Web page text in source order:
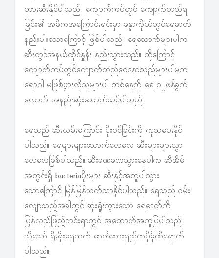
တားဆီးနိုင်ပါသည်။ ကျောက်ကပ်တွင် ကျောက်တည်ရ
ခြင်း၏ အဓိကအကြောင်းရင်းမှာ ခန္ဓာကိုယ်တွင်ရေဓာတ်
နည်းပါးသောကြောင့် ဖြစ်ပါသည်။ ရေသောက်များပါက
ဆီးတွင်အနယ်ထိုင်နှုန်း နည်းသွားသည်။ ထို့ကြောင့်
ကျောက်ကပ်တွင်ကျောက်တည်ဝေဒနာသည်များပါမက
ရောဂါ မဖြစ်ပွားလိုသူများပါ တစ်နေ့ကို ရေ ၁၂ဖန်ခွက်
လောက် အနည်းဆုံးသောက်သင့်ပါသည်။
ရေသည် ဆီးလမ်းကြောင်း ပိုးဝင်ခြင်းကို ကုသပေးနိုင်
ပါသည်။ ရေများများသောက်လေလေ ဆီးများများသွာ
လေလေဖြစ်ပါသည်။ ဆီးခဏခဏသွားနေပါက ဆီအိမ်
အတွင်းရှိ bacteriaပိုးများ ဆီးနှင့်အတူပါသွား
သောကြောင့် မြန်မြန်သက်သာနိုင်ပါသည်။ ရေသည် ဝမ်း
လျောသည့်အခါတွင် ဆုံးရှုံးသွားသော ရေဓာတ်ကို
ပြန်လည်ဖြည့်တင်းရာတွင် အထောက်အကူပြုပါသည်။
သို့သော် ရိုးရိုးရေထက် ဓာတ်ဆားရည်ကပိုမိုထိရောက်
ပါသည်။